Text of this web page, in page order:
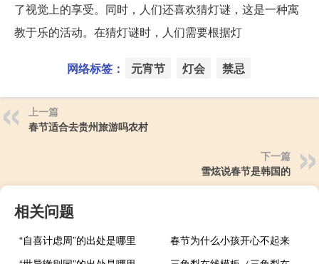
了视觉上的享受。同时，人们还喜欢猜灯谜，这是一种寓
教于乐的活动。在猜灯谜时，人们需要根据灯
网络标签： 元宵节 灯会 禁忌
上一篇
春节适合去贵州旅游吗农村
下一篇
雪炫说春节是韩国的
相关问题
“自喜计虑周”的出处是哪里
春节为什么小孩开心不起来